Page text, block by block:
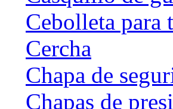
Cebolleta para
Cercha
Chapa de
Chapas de